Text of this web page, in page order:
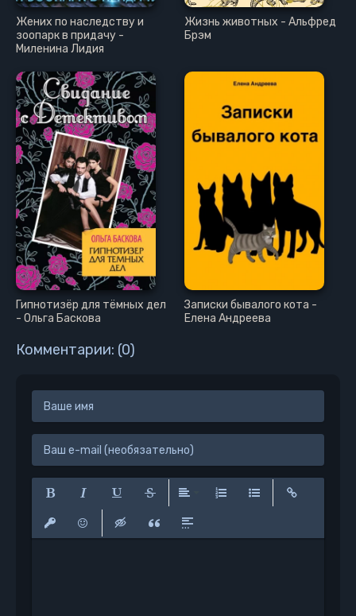
28
29
30
31
32
33
34
35
36
37
38
39
Жених по наследству и
зоопарк в придачу -
Миленина Лидия
Жизнь животных - Альфред
Брэм
Гипнотизёр для тёмных дел
- Ольга Баскова
Записки бывалого кота -
Елена Андреева
Комментарии: (0)
Полужирный
Курсив Подчеркнутый